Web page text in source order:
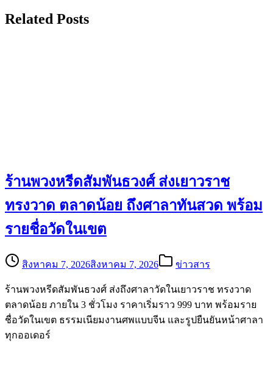
Related Posts
ร้านพวงหรีดสัมพันธวงศ์ ส่งเยาวราช
ทรงวาด ตลาดน้อย ถึงศาลาทันสวด พร้อม
รายชื่อวัดในเขต
สิงหาคม 7, 2026สิงหาคม 7, 2026 ข่าวสาร
ร้านพวงหรีดสัมพันธวงศ์ ส่งถึงศาลาวัดในเยาวราช ทรงวาด
ตลาดน้อย ภายใน 3 ชั่วโมง ราคาเริ่มราว 999 บาท พร้อมราย
ชื่อวัดในเขต ธรรมเนียมงานศพแบบจีน และรูปยืนยันหน้าศาลา
ทุกออเดอร์